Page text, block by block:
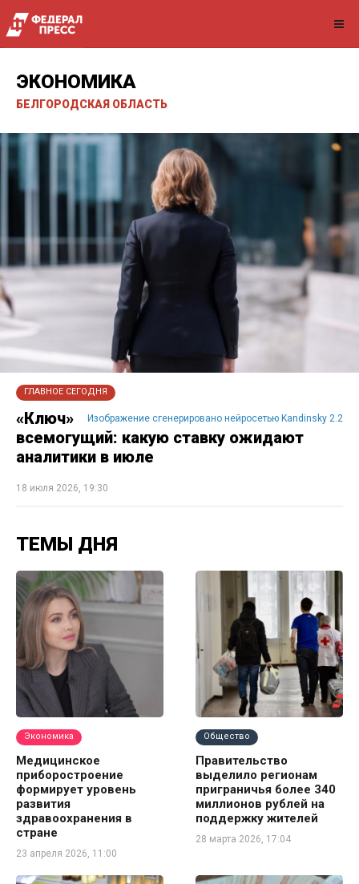
ЭКОНОМИКА
БЕЛГОРОДСКАЯ ОБЛАСТЬ
ГЛАВНОЕ СЕГОДНЯ
Изображение сгенерировано нейросетью Kandinsky 2.2
«Ключ»
всемогущий: какую ставку ожидают
аналитики в июле
18 июля 2026, 19:30
ТЕМЫ ДНЯ
Экономика
Медицинское
приборостроение
формирует уровень
развития
здравоохранения в
стране
23 апреля 2026, 11:00
Общество
Правительство
выделило регионам
приграничья более 340
миллионов рублей на
поддержку жителей
28 марта 2026, 17:04